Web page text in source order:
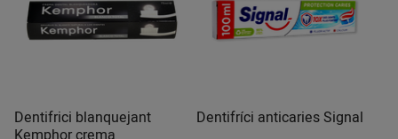
Dentifrici blanquejant
Dentifríci anticaries Signal